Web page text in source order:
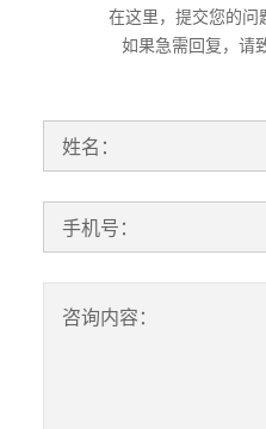
在这里，提交您的问
如果急需回复，请
姓名：
手机号：
咨询内容：